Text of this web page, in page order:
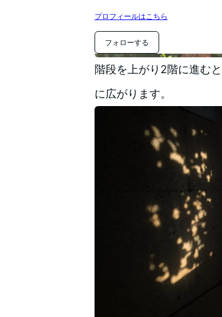
プロフィールはこちら
フォローする
階段を上がり2階に進む
に広がります。